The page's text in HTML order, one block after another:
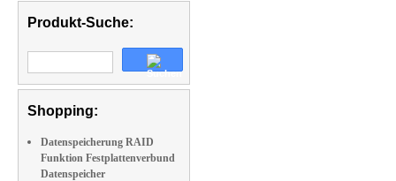
Produkt-Suche:
Shopping:
Datenspeicherung RAID
Funktion Festplattenverbund
Datenspeicher